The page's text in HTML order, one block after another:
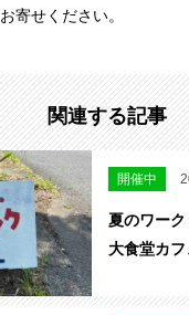
寄せください。
関連する記事
開催中
夏のワー
大食堂カ